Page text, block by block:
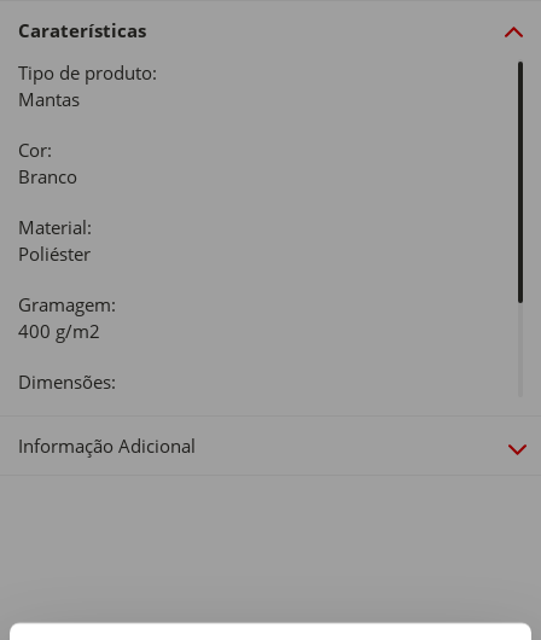
Caraterísticas
Tipo de produto:
Mantas
Cor:
Branco
Material:
Poliéster
Gramagem:
400 g/m2
Dimensões:
Sortido:
Informação Adicional